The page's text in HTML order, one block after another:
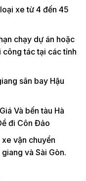
xe từ 4 đến 45
chạy dự án hoặc
tác tại các tỉnh
sân bay Hậu
Và bến tàu Hà
đi Côn Đảo
vận chuyển
và Sài Gòn.